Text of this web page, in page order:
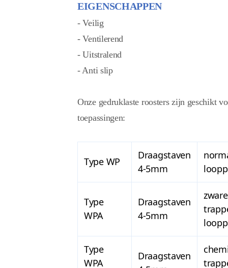
EIGENSCHAPPEN
- Veilig
- Ventilerend
- Uitstralend
- Anti slip
Onze gedruklaste roosters zijn geschikt
toepassingen:
Type WP
Draagstaven
4-5mm
Type
WPA
Draagstaven
4-5mm
Type
WPA
Draagstaven